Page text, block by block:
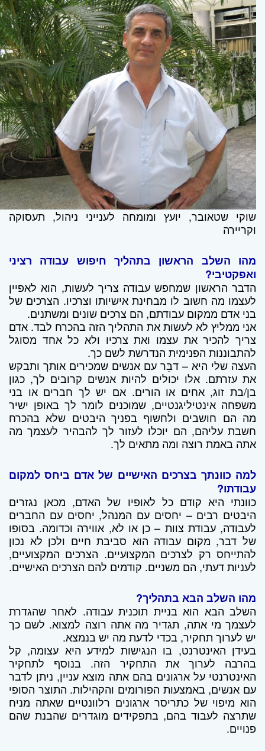
שוקי שטאובר, יועץ ומומחה לענייני ניהול, תעסוקה
וקריירה
מהו השלב הראשון בתהליך חיפוש עבודה רציני
ואפקטיבי?
הדבר הראשון שמחפש עבודה צריך לעשות, הוא לאפיין
לעצמו מה חשוב לו מבחינת אישיותו וצרכיו. הצרכים של
בני אדם ממקום עבודתם, הם צרכים שונים ומשתנים.
אני ממליץ לא לעשות את התהליך הזה בהכרח לבד. אדם
צריך להכיר את עצמו ואת צרכיו ולא כל אחד מסוגל
להתבוננות הפנימית הנדרשת לשם כך.
העצה שלי היא – דבֵּר עם אנשים שמכירים אותך ותבקש
את עזרתם. אלו יכולים להיות אנשים קרובים לך, כגון
בן/בת זוג, אחים או הורים. אם יש לך חברים או בני
משפחה אינטיליגנטיים, שמוכנים לומר לך באופן ישיר
מה הם חושבים ולחשוף בפניך היבטים שלא בהכרח
חשבת עליהם, הם יוכלו לעזור לך להבהיר לעצמך מה
אתה באמת רוצה ומה מתאים לך.
למה כוונתך בצרכים האישיים של אדם ביחס למקום
עבודתו?
כוונתי היא קודם כל לאופיו של האדם, מכאן נגזרים
היבטים רבים – יחסים עם המנהל, יחסים עם החברים
לעבודה, עבודת צוות – כן או לא, אווירה וכדומה. בסופו
של דבר, מקום עבודה הוא סביבת חיים ולכן לא נכון
להתייחס רק לצרכים המקצועיים. הצרכים המקצועיים,
לעניות דעתי, הם משניים. קודמים להם הצרכים האישיים.
מהו השלב הבא בתהליך?
השלב הבא הוא בניית תוכנית עבודה. לאחר שהגדרת
לעצמך מי אתה, תגדיר מה אתה רוצה למצוא. לשם כך
יש לערוך תחקיר, בכדי לדעת מה יש בנמצא.
בעידן האינטרנט, בו הנגישות למידע היא עצומה, קל
בהרבה לערוך את התחקיר הזה. בנוסף לתחקיר
האינטרנטי על ארגונים בהם אתה מוצא עניין, ניתן לדבר
עם אנשים, באמצעות הפורומים והקהילות. התוצר הסופי
הוא מיפוי של כתריסר ארגונים רלוונטיים שאתה מניח
שתרצה לעבוד בהם, בתפקידים מוגדרים שהבנת שהם
פנויים.